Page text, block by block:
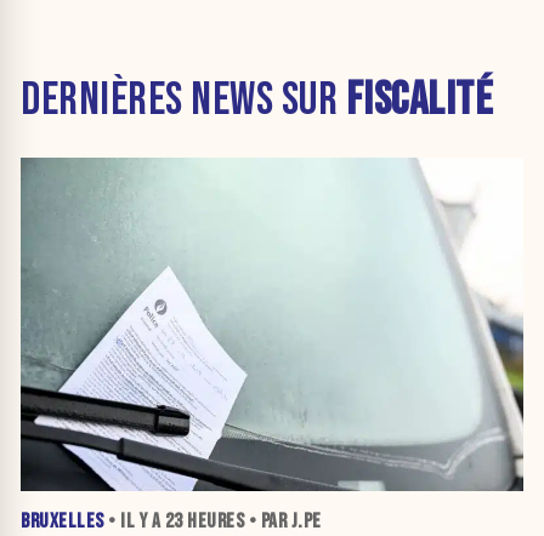
DERNIÈRES NEWS SUR FISCALITÉ
BRUXELLES• IL Y A 23 HEURES• PAR J.PE